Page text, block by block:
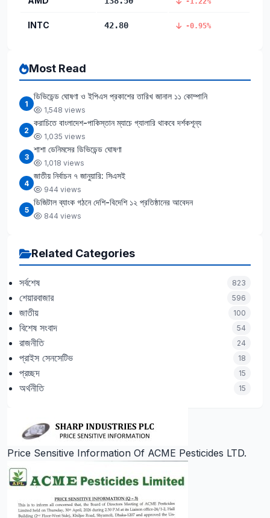
INTC 42.80 -0.95%
Most Read
1
ডিভিডেন্ড ঘোষণা ও ইপিএস প্রকাশের তারিখ জানাল ১১ কোম্পানি
1,548 views
2
করাচিতে বাংলাদেশ-পাকিস্তান ম্যাচে গ্যালারি থাকবে দর্শকশূন্য
1,035 views
3
শাশা ডেনিমসের ডিভিডেন্ড ঘোষণা
1,018 views
4
জাতীয় নির্বাচন ৭ জানুয়ারি: সিএসই
944 views
5
ডিজিটাল ব্যাংক গঠনে দেশি-বিদেশি ১২ প্রতিষ্ঠানের আবেদন
844 views
Related Categories
সর্বশেষ 823
শেয়ারবাজার 596
জাতীয় 100
বিশেষ সংবাদ 54
রাজনীতি 24
প্রাইস সেনসেটিভ 18
প্রচ্ছদ 15
অর্থনীতি 15
Price Sensitive Information Of ACME Pesticides LTD.